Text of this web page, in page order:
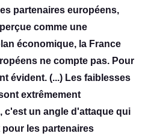
partenaires européens,
comme une
économique, la France
ne compte pas. Pour
évident. (...) Les faiblesses
extrêmement
c'est un angle d'attaque qui
les partenaires